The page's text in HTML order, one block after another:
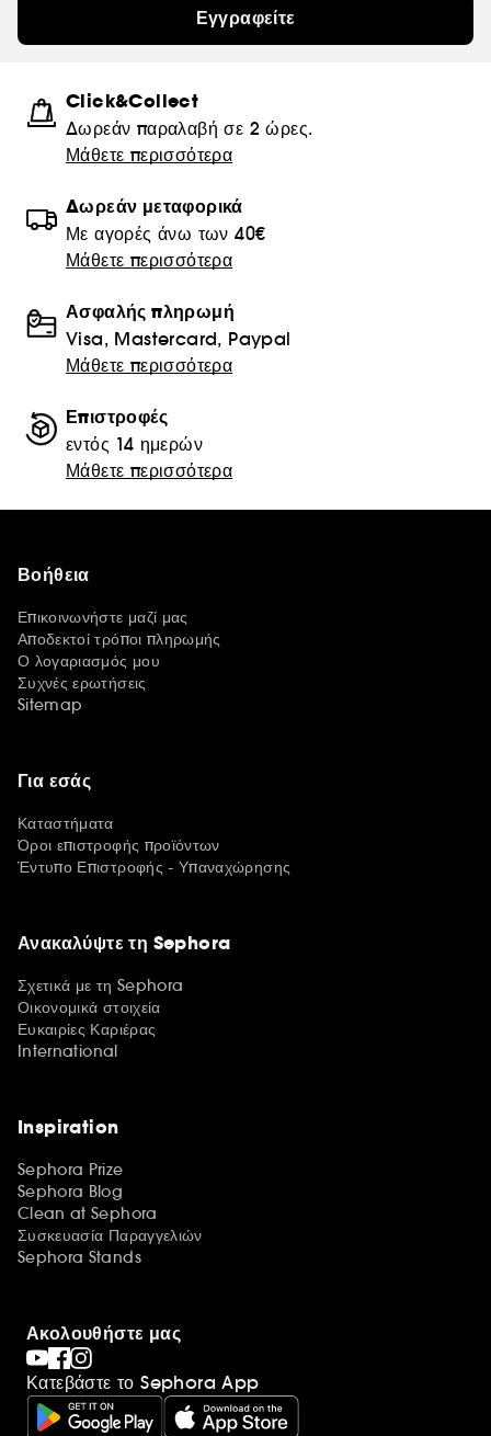
Εγγραφείτε
Click&Collect
Δωρεάν παραλαβή σε 2 ώρες.
Μάθετε περισσότερα
Δωρεάν μεταφορικά
Με αγορές άνω των 40€
Μάθετε περισσότερα
Ασφαλής πληρωμή
Visa, Mastercard, Paypal
Μάθετε περισσότερα
Επιστροφές
εντός 14 ημερών
Μάθετε περισσότερα
Βοήθεια
Επικοινωνήστε μαζί μας
Αποδεκτοί τρόποι πληρωμής
Ο λογαριασμός μου
Συχνές ερωτήσεις
Sitemap
Για εσάς
Καταστήματα
Όροι επιστροφής προϊόντων
Έντυπο Επιστροφής - Υπαναχώρησης
Ανακαλύψτε τη Sephora
Σχετικά με τη Sephora
Οικονομικά στοιχεία
Ευκαιρίες Καριέρας
International
Inspiration
Sephora Prize
Sephora Blog
Clean at Sephora
Συσκευασία Παραγγελιών
Sephora Stands
Ακολουθήστε μας
Κατεβάστε το Sephora App